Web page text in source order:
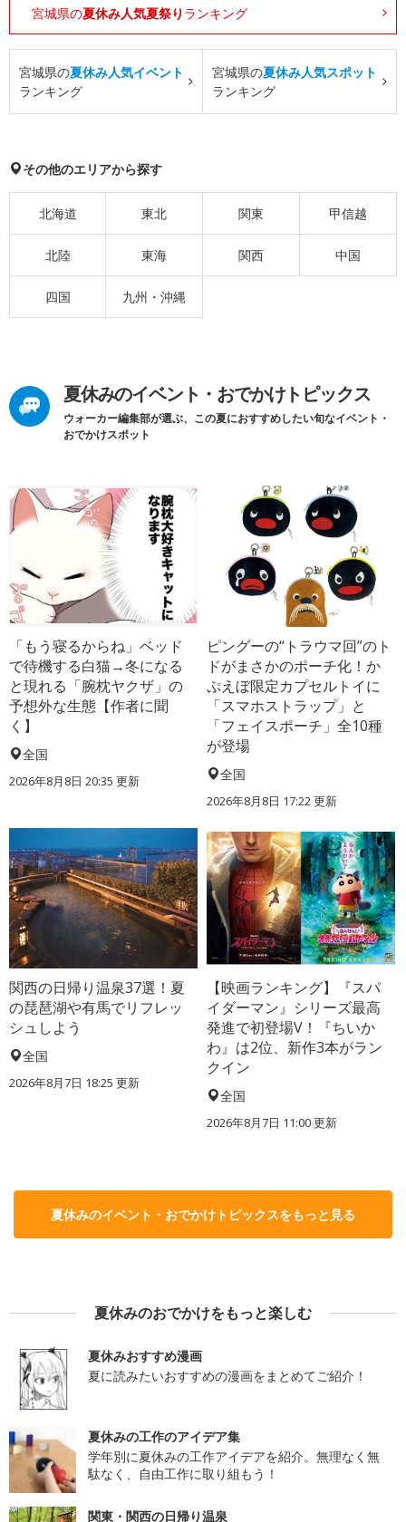
宮城県の夏休み人気夏祭り ランキング
宮城県の夏休み人気イベント
ランキング
宮城県の夏休み人気スポット
ランキング
その他のエリアから探す
北海道 東北 関東 甲信越
北陸 東海 関西 中国
四国 九州・沖縄
夏休みのイベント・おでかけトピックス
ウォーカー編集部が選ぶ、この夏におすすめしたい旬なイベント・
おでかけスポット
「もう寝るからね」ベッド
で待機する白猫→冬になる
と現れる「腕枕ヤクザ」の
予想外な生態【作者に聞
く】
全国
2026年8月8日 20:35 更新
ピングーの“トラウマ回”のト
ドがまさかのポーチ化！か
ぷえぼ限定カプセルトイに
「スマホストラップ」と
「フェイスポーチ」全10種
が登場
全国
2026年8月8日 17:22 更新
関西の日帰り温泉37選！夏
の琵琶湖や有馬でリフレッ
シュしよう
全国
2026年8月7日 18:25 更新
【映画ランキング】『スパ
イダーマン』シリーズ最高
発進で初登場V！『ちいか
わ』は2位、新作3本がラン
クイン
全国
2026年8月7日 11:00更新
夏休みのイベント・おでかけトピックスをもっと見る
夏休みのおでかけをもっと楽しむ
夏休みおすすめ漫画
夏に読みたいおすすめの漫画をまとめてご紹介！
夏休みの工作のアイデア集
学年別に夏休みの工作アイデアを紹介。無理なく無
駄なく、自由工作に取り組もう！
関東・関西の日帰り温泉